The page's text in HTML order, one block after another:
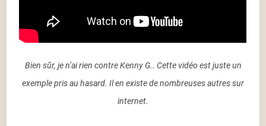
Bien sûr, je n’ai rien contre Kenny G.. Cette vidéo est juste un
exemple pris au hasard. Il en existe de nombreuses autres sur
internet.